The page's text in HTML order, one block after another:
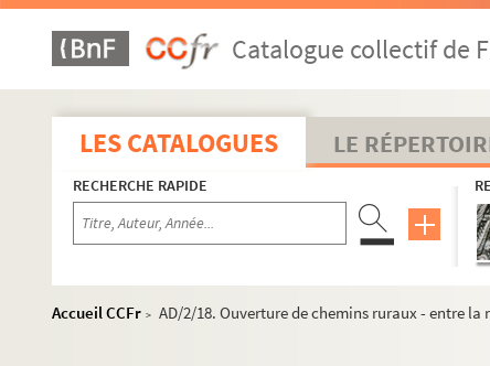
Catalogue collectif de
LES CATALOGUES LE
RECHERCHE RAPIDE
Accueil CCFr > AD/2/18. Ouverture de chemins ruraux - entre